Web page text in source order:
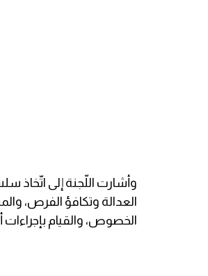
وأشارت اللّجنة إلى اتّخاذ
العدالة وتكافؤ الفرص،
الخصوص، والقيام